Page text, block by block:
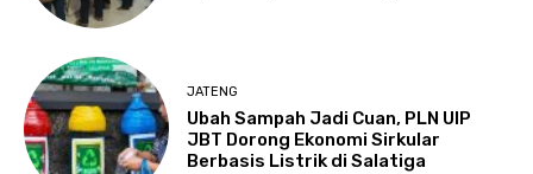
JATENG
Ubah Sampah Jadi Cuan, PLN UIP
JBT Dorong Ekonomi Sirkular
Berbasis Listrik di Salatiga